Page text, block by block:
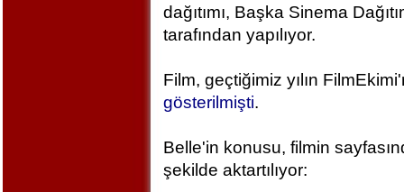
dağıtımı, Başka Sinema
tarafından yapılıyor.
Film, geçtiğimiz yılın
gösterilmişti.
Belle'in konusu, filmin
şekilde aktartılıyor: